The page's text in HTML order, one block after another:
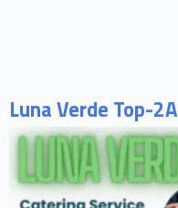
Luna Verde Top-2A